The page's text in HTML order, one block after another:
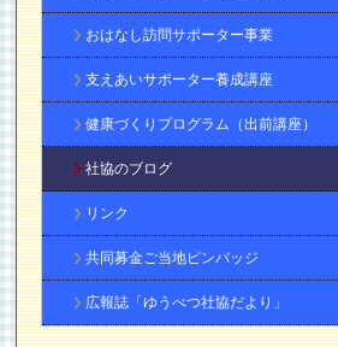
おはなし訪問サポーター事業
支えあいサポーター養成講座
健康づくりプログラム（出前講座）
社協のブログ
リンク
共同募金ご当地ピンバッジ
広報誌「ゆうべつ社協だより」